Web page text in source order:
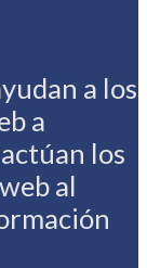
a los
a
los
al